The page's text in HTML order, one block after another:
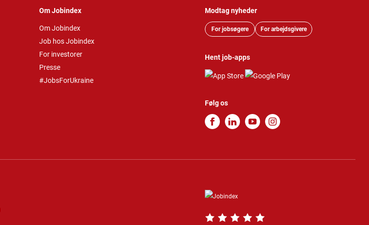
Om Jobindex
Om Jobindex
Job hos Jobindex
For investorer
Presse
#JobsForUkraine
Modtag nyheder
For jobsøgere For arbejdsgivere
Hent job-apps
Følg os